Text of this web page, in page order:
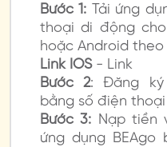
Bước 1: Tải ứng
thoại di động
hoặc Android
Link IOS- Link
Bước 2: Đăng ký
bằng số điện
Bước 3: Nạp tiền
ứng dụng BEAgo